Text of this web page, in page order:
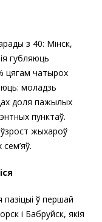
з 40: Мінск,
губляюць
цягам чатырох
моладзь
доля пажылых
пунктаў.
жыхароў
ў першай
і Бабруйск, якія